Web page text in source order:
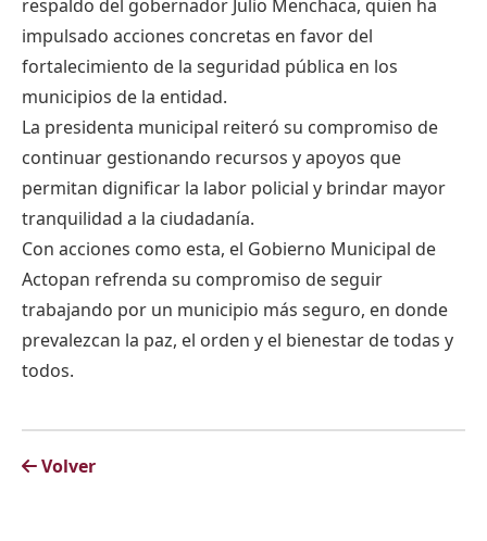
respaldo del gobernador Julio Menchaca, quien ha
impulsado acciones concretas en favor del
fortalecimiento de la seguridad pública en los
municipios de la entidad.
La presidenta municipal reiteró su compromiso de
continuar gestionando recursos y apoyos que
permitan dignificar la labor policial y brindar mayor
tranquilidad a la ciudadanía.
Con acciones como esta, el Gobierno Municipal de
Actopan refrenda su compromiso de seguir
trabajando por un municipio más seguro, en donde
prevalezcan la paz, el orden y el bienestar de todas y
todos.
Volver